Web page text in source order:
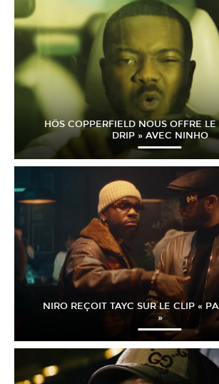
HÖS COPPERFIELD NOUS OFFRE
DRIP » AVEC NINHO
NIRO REÇOIT TAYC SUR LE CLIP «
»